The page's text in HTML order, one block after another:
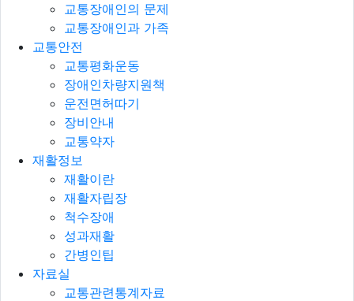
교통장애인의 문제
교통장애인과 가족
교통안전
교통평화운동
장애인차량지원책
운전면허따기
장비안내
교통약자
재활정보
재활이란
재활자립장
척수장애
성과재활
간병인팁
자료실
교통관련통계자료